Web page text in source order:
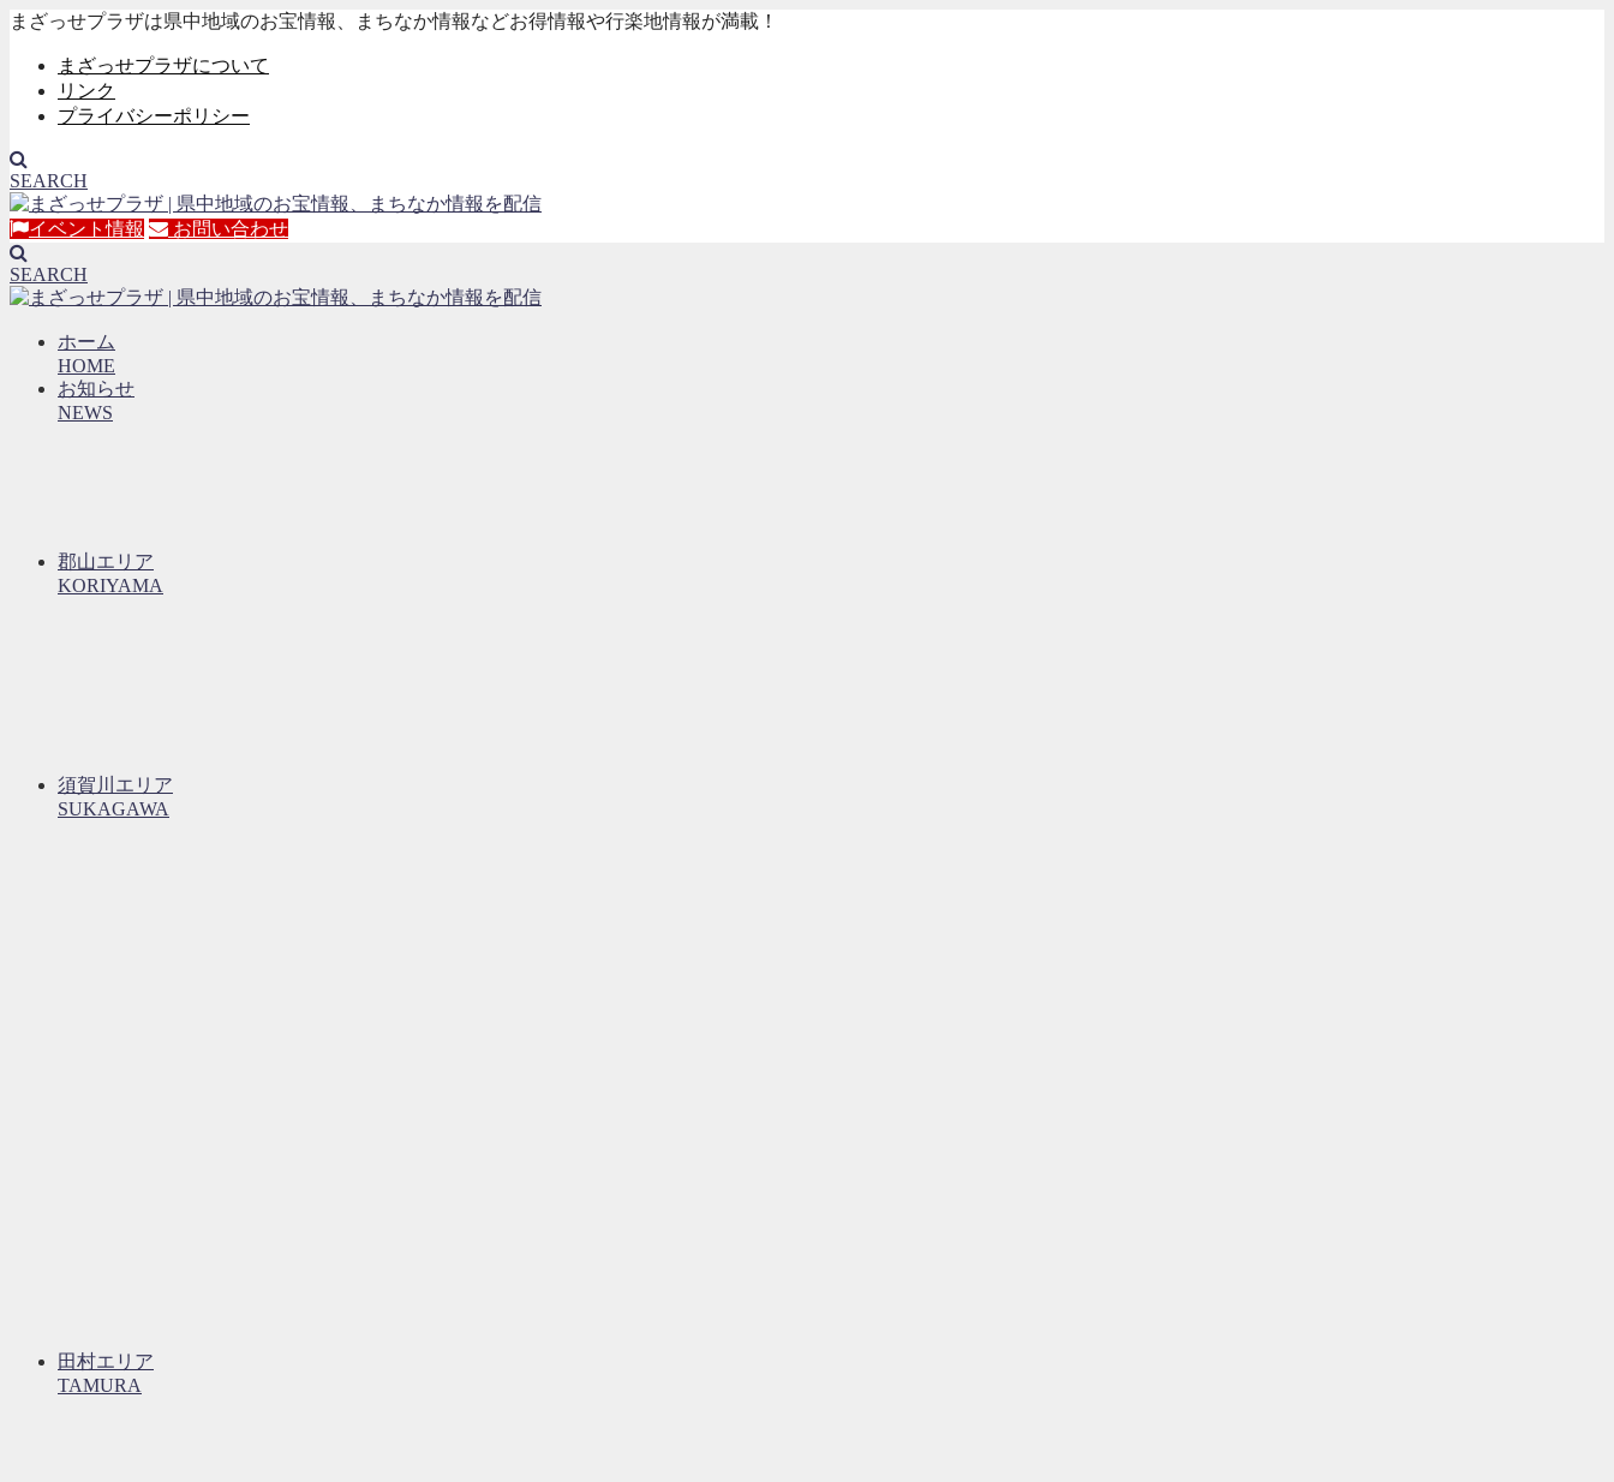
まざっせプラザは県中地域のお宝情報、まちなか情報などお得情報や行楽地情報が満載！
まざっせプラザについて
リンク
プライバシーポリシー
SEARCH
イベント情報 お問い合わせ
SEARCH
ホーム
HOME
お知らせ
NEWS
郡山エリア
KORIYAMA
須賀川エリア
SUKAGAWA
田村エリア
TAMURA